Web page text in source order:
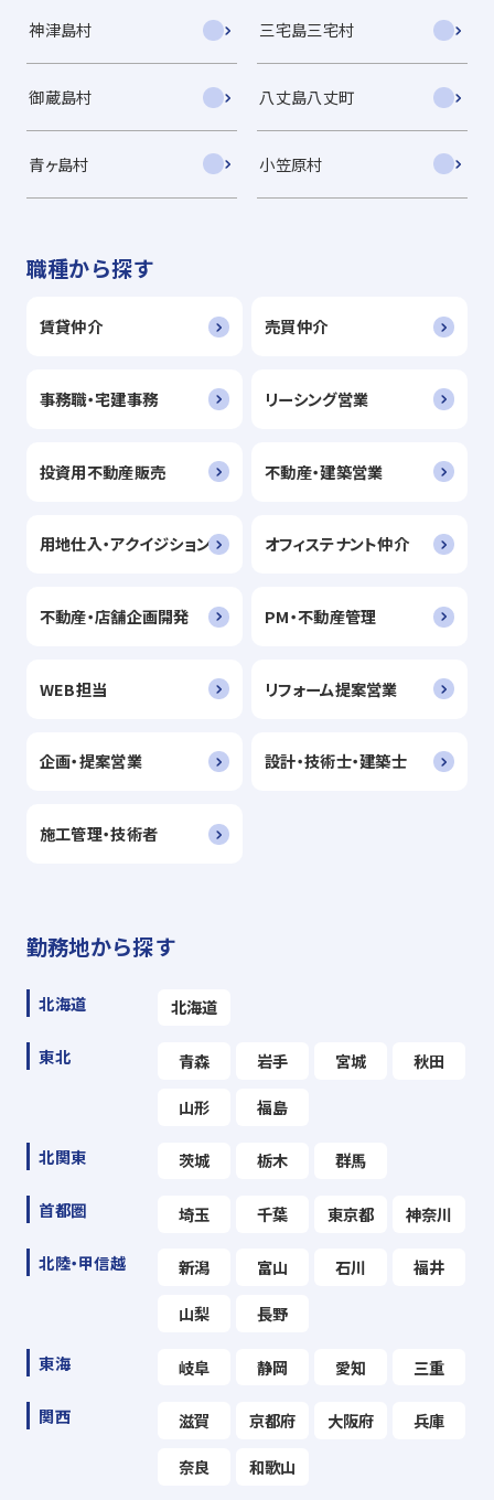
神津島村 三宅島三宅村
御蔵島村 八丈島八丈町
青ヶ島村 小笠原村
職種から探す
賃貸仲介 売買仲介
事務職・宅建事務 リーシング営業
投資用不動産販売 不動産・建築営業
用地仕入・アクイジション オフィステナント仲介
不動産・店舗企画開発 PM・不動産管理
WEB担当 リフォーム提案営業
企画・提案営業 設計・技術士・建築士
施工管理・技術者
勤務地から探す
北海道 北海道
東北 青森 岩手 宮城 秋田
山形 福島
北関東 茨城 栃木 群馬
首都圏 埼玉 千葉 東京都 神奈川
北陸・甲信越 新潟 富山 石川 福井
山梨 長野
東海 岐阜 静岡 愛知 三重
関西 滋賀 京都府 大阪府 兵庫
奈良 和歌山